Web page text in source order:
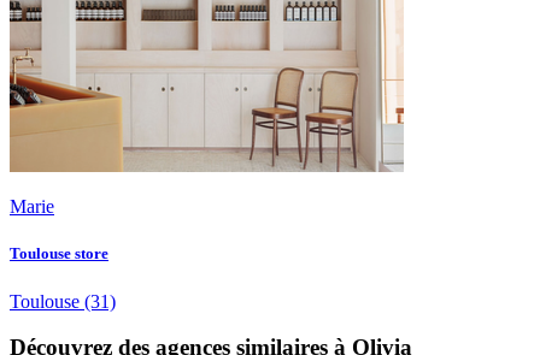
Marie
Toulouse store
Toulouse (31)
Découvrez des agences similaires à Olivia